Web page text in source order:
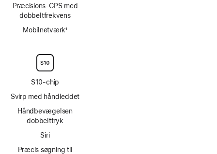
Præcisions-GPS med
dobbeltfrekvens
Mobilnetværk1
S10-chip
Svirp med håndleddet
Håndbevægelsen
dobbelttryk
Siri
Præcis søgning til